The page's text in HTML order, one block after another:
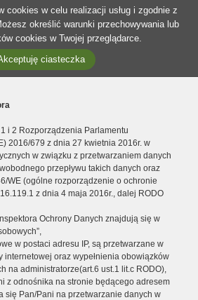
cookies w celu realizacji usług i zgodnie z
określić warunki przechowywania lub
cookies w Twojej przeglądarce.
ciasteczka
i 2 Rozporządzenia Parlamentu
2016/679 z dnia 27 kwietnia 2016r. w
w związku z przetwarzaniem danych
przepływu takich danych oraz
WE (ogólne rozporządzenie o ochronie
z dnia 4 maja 2016r., dalej RODO
Ochrony Danych znajdują się w
w postaci adresu IP, są przetwarzane w
internetowej oraz wypełnienia obowiązków
na administratorze(art.6 ust.1 lit.c RODO),
z odnośnika na stronie będącego adresem
się Pan/Pani na przetwarzanie danych w